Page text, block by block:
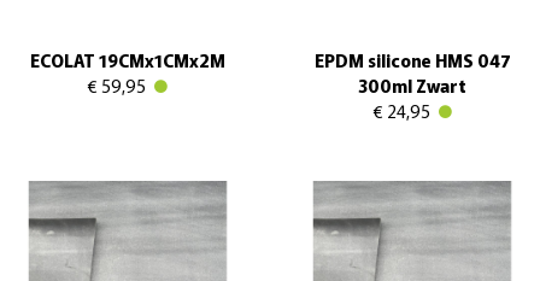
ECOLAT 19CMx1CMx2M
€ 59,95
EPDM silicone HMS 047
300ml Zwart
€ 24,95